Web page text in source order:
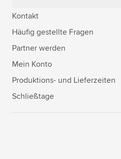
Kontakt
Häufig gestellte Fragen
Partner werden
Mein Konto
Produktions- und Lieferzeiten
Schließtage